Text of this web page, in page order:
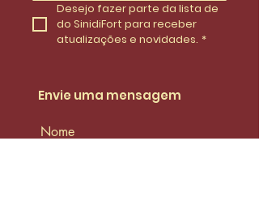
Desejo fazer parte da lista de
do SinidiFort para receber
atualizações e novidades. *
Envie uma mensagem
Nome